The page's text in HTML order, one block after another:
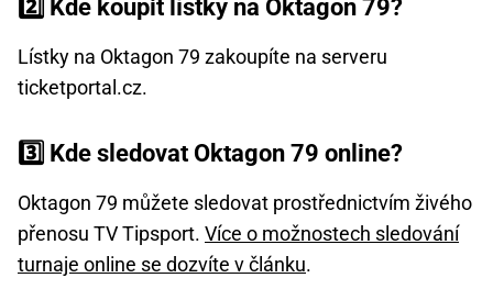
2️⃣ Kde koupit lístky na Oktagon 79?
Lístky na Oktagon 79 zakoupíte na serveru
ticketportal.cz.
3️⃣ Kde sledovat Oktagon 79 online?
Oktagon 79 můžete sledovat prostřednictvím živého
přenosu TV Tipsport. Více o možnostech sledování
turnaje online se dozvíte v článku.